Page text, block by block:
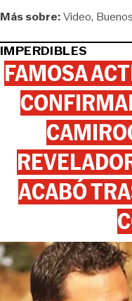
Más sobre:Video
IMPERDIBLES
FAMOSA
ACABÓ